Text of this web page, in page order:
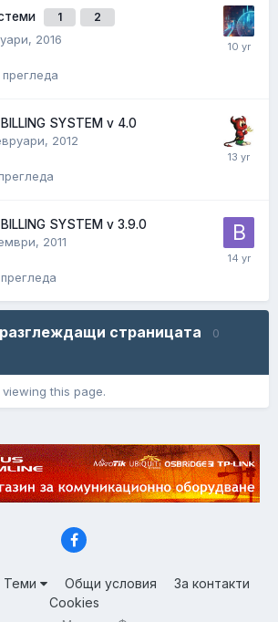
1 2
2016
прегледа
BILLING SYSTEM v 4.0
2012
BILLING SYSTEM v 3.9.0
2011
прегледа
страницата
0
this page.
Теми Общи условия
За контакти
Cookies